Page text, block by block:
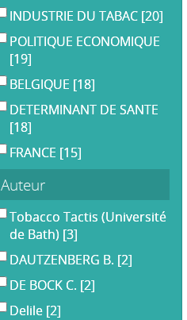
INDUSTRIE DU TABAC [20]
POLITIQUE ECONOMIQUE
[19]
BELGIQUE [18]
DETERMINANT DE SANTE
[18]
FRANCE [15]
Auteur
Tobacco Tactis (Université
de Bath) [3]
DAUTZENBERG B. [2]
DE BOCK C. [2]
Delile [2]